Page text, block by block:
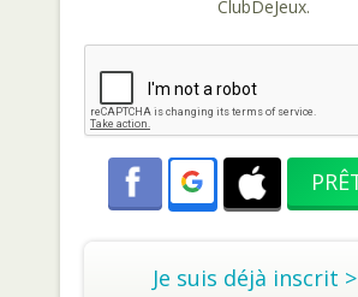
ClubDeJeux.
Je suis déjà inscrit >